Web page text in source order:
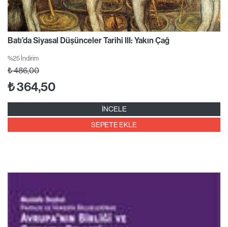
Batı’da Siyasal Düşünceler Tarihi III: Yakın Çağ
%25 İndirim
₺486,00
₺364,50
İNCELE
SEPETE EKLE